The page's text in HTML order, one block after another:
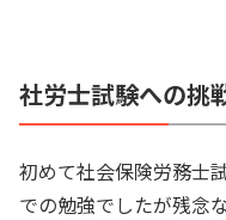
社労士試験への挑
初めて社会保険労務士
での勉強でしたが残念